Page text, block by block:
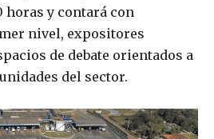
horas y contará con
nivel, expositores
de debate orientados a
del sector.